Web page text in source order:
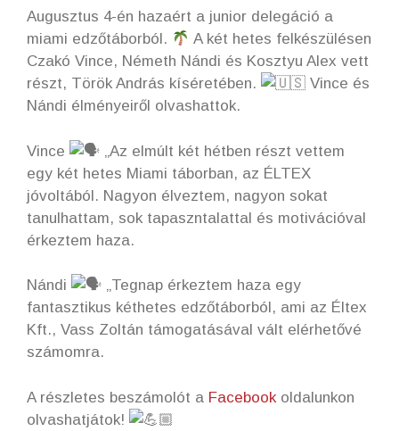
Augusztus 4-én hazaért a junior delegáció a
miami edzőtáborból.
A két hetes felkészülésen
Czakó Vince, Németh Nándi és Kosztyu Alex vett
részt, Török András kíséretében.
Vince és
Nándi élményeiről olvashattok.
Vince
„Az elmúlt két hétben részt vettem
egy két hetes Miami táborban, az ÉLTEX
jóvoltából. Nagyon élveztem, nagyon sokat
tanulhattam, sok tapaszntalattal és motivációval
érkeztem haza.
Nándi
„Tegnap érkeztem haza egy
fantasztikus kéthetes edzőtáborból, ami az Éltex
Kft., Vass Zoltán támogatásával vált elérhetővé
számomra.
A részletes beszámolót a Facebook oldalunkon
olvashatjátok!